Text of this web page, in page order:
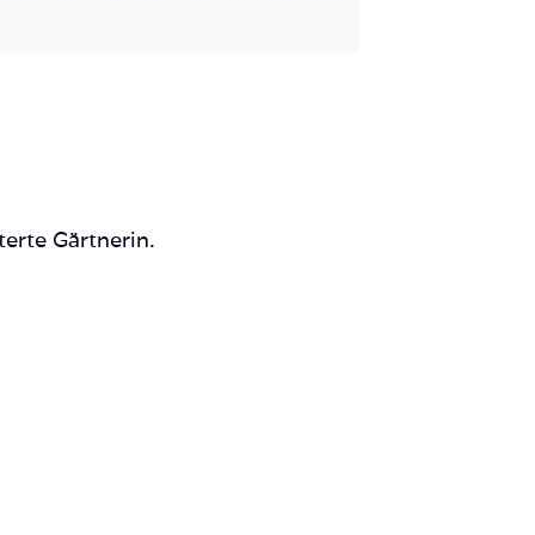
Gärtnerin.